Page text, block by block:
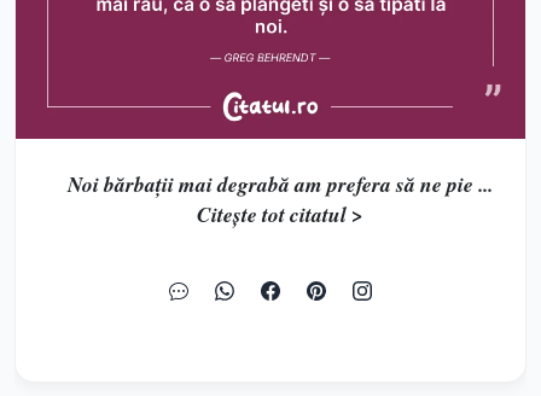
Noi bărbații mai degrabă am prefera să ne pie ...
Citește tot citatul >